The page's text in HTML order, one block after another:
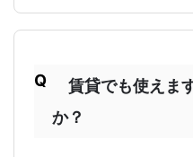
賃貸でも使えま
か？